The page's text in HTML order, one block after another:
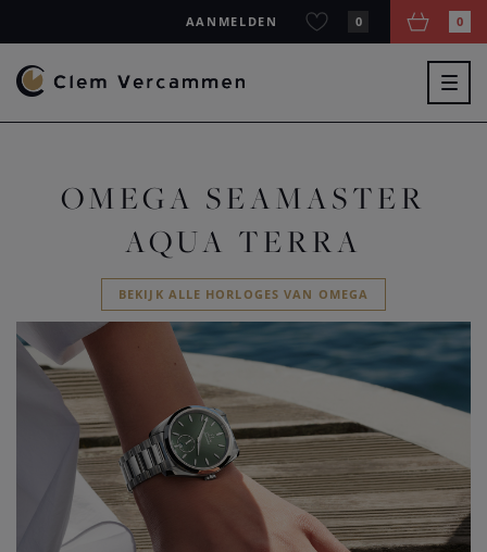
AANMELDEN 0 0
OMEGA SEAMASTER
AQUA TERRA
BEKIJK ALLE HORLOGES VAN OMEGA